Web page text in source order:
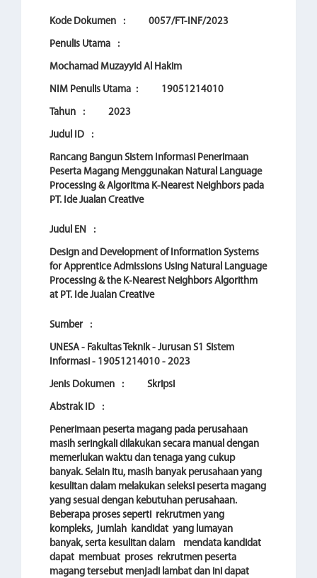
Kode Dokumen : 0057/FT-INF/2023
Penulis Utama :
Mochamad Muzayyid Al Hakim
NIM Penulis Utama : 19051214010
Tahun : 2023
Judul ID :
Rancang Bangun Sistem Informasi Penerimaan
Peserta Magang Menggunakan Natural Language
Processing & Algoritma K-Nearest Neighbors pada
PT. Ide Jualan Creative
Judul EN :
Design and Development of Information Systems
for Apprentice Admissions Using Natural Language
Processing & the K-Nearest Neighbors Algorithm
at PT. Ide Jualan Creative
Sumber :
UNESA - Fakultas Teknik - Jurusan S1 Sistem
Informasi - 19051214010 - 2023
Jenis Dokumen : Skripsi
Abstrak ID :
Penerimaan peserta magang pada perusahaan
masih seringkali dilakukan secara manual dengan
memerlukan waktu dan tenaga yang cukup
banyak. Selain itu, masih banyak perusahaan yang
kesulitan dalam melakukan seleksi peserta magang
yang sesuai dengan kebutuhan perusahaan.
Beberapa proses seperti rekrutmen yang
kompleks, jumlah kandidat yang lumayan
banyak, serta kesulitan dalam mendata kandidat
dapat membuat proses rekrutmen peserta
magang tersebut menjadi lambat dan ini dapat